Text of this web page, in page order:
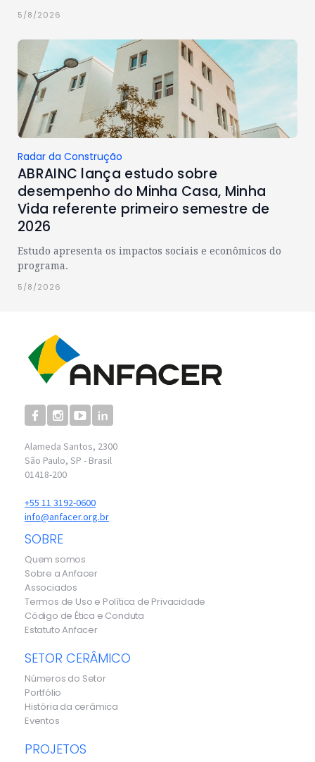
5/8/2026
Radar da Construção
ABRAINC lança estudo sobre
desempenho do Minha Casa, Minha
Vida referente primeiro semestre de
2026
Estudo apresenta os impactos sociais e econômicos do
programa.
5/8/2026
Alameda Santos, 2300
São Paulo, SP - Brasil
01418-200
+55 11 3192-0600
info@anfacer.org.br
SOBRE
Quem somos
Sobre a Anfacer
Associados
Termos de Uso e Política de Privacidade
Código de Ética e Conduta
Estatuto Anfacer
SETOR CERÂMICO
Números do Setor
Portfólio
História da cerâmica
Eventos
PROJETOS